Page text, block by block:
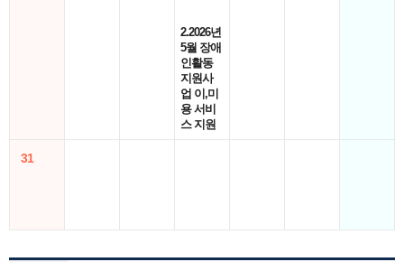
2.2026년
5월 장애
인활동
지원사
업 이,미
용 서비
스 지원
31